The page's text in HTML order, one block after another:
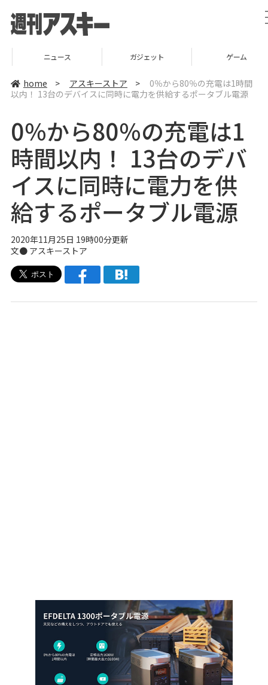
ニュース ガジェット ゲーム
home > アスキーストア >
0％から80％の充電は1時間
以内！ 13台のデバイスに同時に電力を供給するポータブル電源
0％から80％の充電は1
時間以内！ 13台のデバ
イスに同時に電力を供
給するポータブル電源
2020年11月25日 19時00分更新
文● アスキーストア